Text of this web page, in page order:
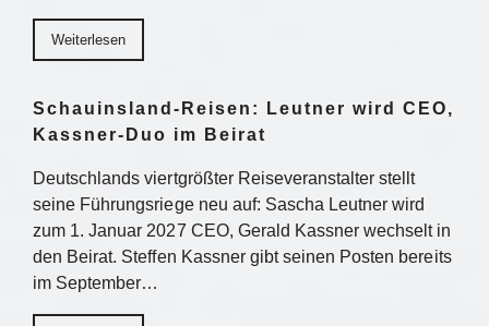
Weiterlesen
Schauinsland-Reisen: Leutner wird CEO,
Kassner-Duo im Beirat
Deutschlands viertgrößter Reiseveranstalter stellt
seine Führungsriege neu auf: Sascha Leutner wird
zum 1. Januar 2027 CEO, Gerald Kassner wechselt in
den Beirat. Steffen Kassner gibt seinen Posten bereits
im September…